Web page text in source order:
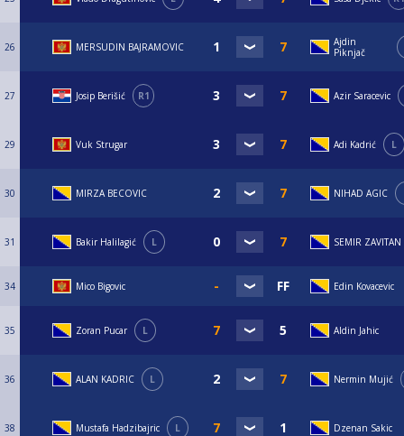
26 MERSUDIN BAJRAMOVIC
Ajdin
Piknjač
27 Josip Berišić R1 Azir Saracevic
29 Vuk Strugar Adi Kadrić L
30 MIRZA BECOVIC NIHAD AGIC
31 Bakir Halilagić L SEMIR ZAVITAN
34 Mico Bigovic Edin Kovacevic
35 Zoran Pucar L Aldin Jahic
36 ALAN KADRIC L Nermin Mujić
38 Mustafa Hadzibajric L Dzenan Sakic